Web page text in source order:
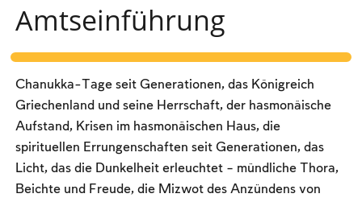
Gesetze und Gesetze
Termine und Feiertage
Zählen der Omer- und Nationalfeiertage
Pfingsten
Neujahr
Jom Kippur
Amtseinführung
Chanukka-Tage seit Generationen, das Königreich
Griechenland und seine Herrschaft, der hasmonäische
Aufstand, Krisen im hasmonäischen Haus, die
spirituellen Errungenschaften seit Generationen, das
Licht, das die Dunkelheit erleuchtet – mündliche Thora,
Beichte und Freude, die Mizwot des Anzündens von